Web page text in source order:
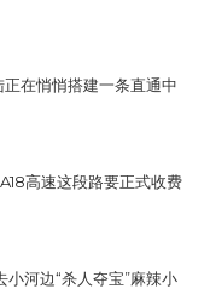
在悄悄搭建一条直通中
高速这段路要正式收费
小河边“杀人夺宝”麻辣小